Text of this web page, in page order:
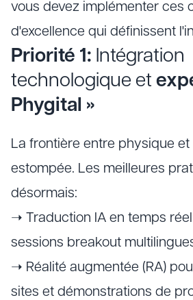
vous devez implémenter ces
d'excellence qui définissent
Priorité 1: Intégration
technologique et
Phygital »
La frontière entre physique et
estompée. Les meilleures
désormais:
➝ Traduction IA en temps
sessions breakout
➝ Réalité augmentée (RA)
sites et démonstrations de